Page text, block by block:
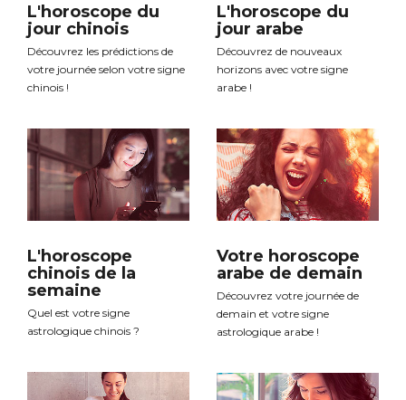
L'horoscope du
jour chinois
Découvrez les prédictions de
votre journée selon votre signe
chinois !
L'horoscope
chinois de la
semaine
Quel est votre signe
astrologique chinois ?
L'horoscope du
jour arabe
Découvrez de nouveaux
horizons avec votre signe
arabe !
Votre horoscope
arabe de demain
Découvrez votre journée de
demain et votre signe
astrologique arabe !